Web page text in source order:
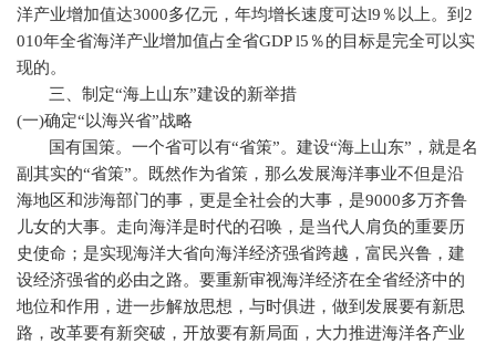
洋产业增加值达3000多亿元，年均增长速度可达l9 ％以上。到 2
010年全省海洋产业增加值占全省GDP l5 ％的目标是完全可以实
现的。
三、制定“海上山东”建设的新举措
(一)确定“以海兴省”战略
国有国策。一个省可以有“省策”。建设“海上山东”，就是名
副其实的“省策”。既然作为省策，那么发展海洋事业不但是沿
海地区和涉海部门的事，更是全社会的大事，是9000多万齐鲁
儿女的大事。走向海洋是时代的召唤，是当代人肩负的重要历
史使命；是实现海洋大省向海洋经济强省跨越，富民兴鲁，建
设经济强省的必由之路。要重新审视海洋经济在全省经济中的
地位和作用，进一步解放思想，与时俱进，做到发展要有新思
路，改革要有新突破，开放要有新局面，大力推进海洋各产业